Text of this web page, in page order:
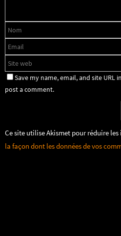
Save my name, email, and site URL
post a comment.
Ce site utilise Akismet pour réduire
la façon dont les données de vos